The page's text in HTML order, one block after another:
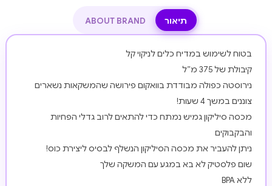
תיאור ABOUT BRAND
בטוח לשימוש במדיח כלים לניקוי קל
קיבולת של 375 מ”ל
נירוסטה כפולה מבודדת בוואקום פירושה שהמשקאות נשארים
צוננים במשך 4 שעות!
מכסה סיליקון גמיש נמתח כדי להתאים לרוב גדלי הפחיות
והבקבוקים
ניתן להעביר את מכסה הסיליקון הנשלף לבסיס ליצירת כוס!
שום פלסטיק לא בא במגע עם המשקה שלך
ללא BPA